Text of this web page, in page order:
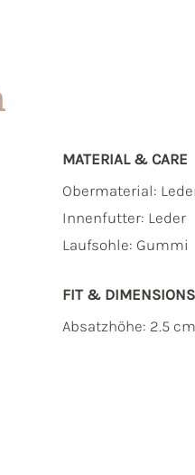
MATERIAL & CARE
Obermaterial:
Innenfutter: Leder
Laufsohle: Gummi
FIT & DIMENSIONS
Absatzhöhe: 2.5 cm